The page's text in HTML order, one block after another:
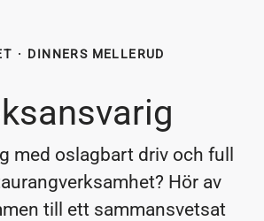
· DINNERS MELLERUD
med oslagbart driv och full
Hör av
till ett sammansvetsat